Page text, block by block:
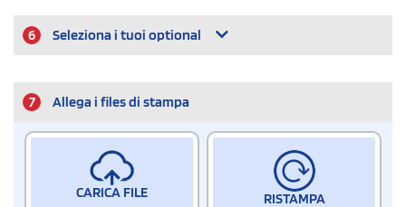
6 Seleziona i tuoi optional
7 Allega i files di stampa
CARICA FILE RISTAMPA